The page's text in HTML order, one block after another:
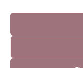
Cookies helfen
unserer Inhalte
weitere Nutzung
der Verwendung
Post
navigation